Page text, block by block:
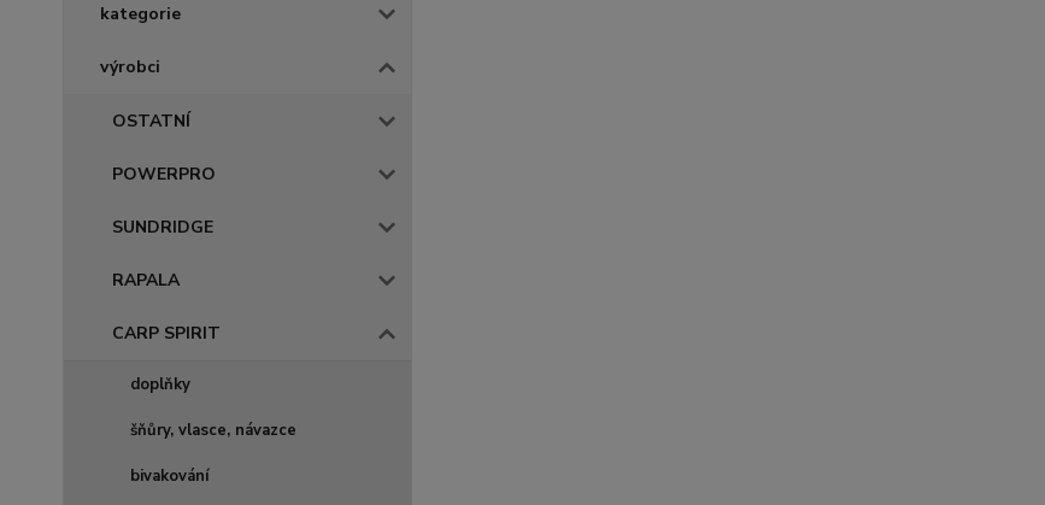
kategorie
výrobci
OSTATNÍ
POWERPRO
SUNDRIDGE
RAPALA
CARP SPIRIT
doplňky
šňůry, vlasce, návazce
bivakování